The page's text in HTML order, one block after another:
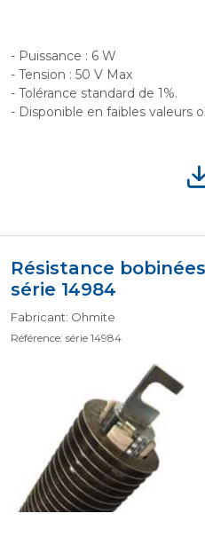
- Puissance : 6 W
- Tension : 50 V Max
- Tolérance standard de 1%.
- Disponible en faibles valeurs
Résistance
série 14984
Fabricant: Ohmite
Référence: série 14984